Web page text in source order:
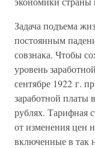
Задача подъема
постоянным
совзнака. Чтобы
уровень
сентябре 1922 г.
заработной
рублях. Тарифная
от изменения цен
включенные в так